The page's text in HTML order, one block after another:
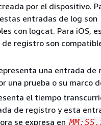
por el dispositivo.
entradas de log son
con logcat. Para iOS,
registro son
una entrada de
una prueba o su marco
el tiempo
de registro y esta
se expresa en